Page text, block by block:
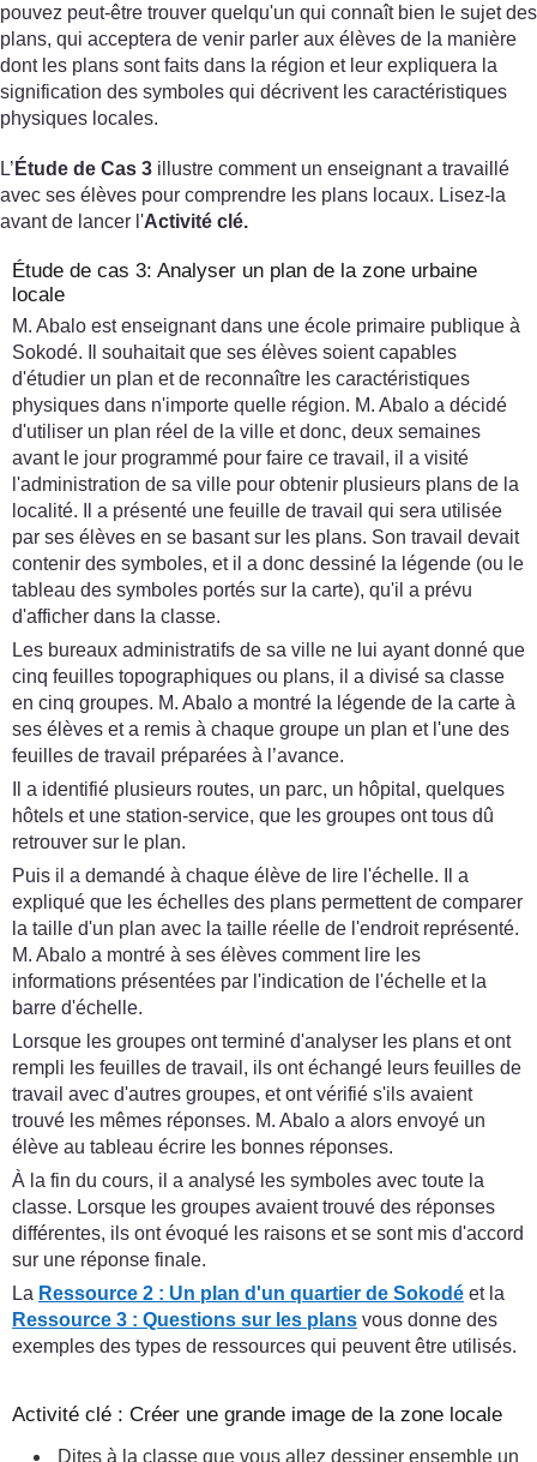
pouvez peut-être trouver quelqu'un qui connaît bien le sujet des
plans, qui acceptera de venir parler aux élèves de la manière
dont les plans sont faits dans la région et leur expliquera la
signification des symboles qui décrivent les caractéristiques
physiques locales.
L’ Étude de Cas 3 illustre comment un enseignant a travaillé
avec ses élèves pour comprendre les plans locaux. Lisez-la
avant de lancer l'Activité clé.
Étude de cas 3: Analyser un plan de la zone urbaine
locale
M. Abalo est enseignant dans une école primaire publique à
Sokodé. Il souhaitait que ses élèves soient capables
d'étudier un plan et de reconnaître les caractéristiques
physiques dans n'importe quelle région. M. Abalo a décidé
d'utiliser un plan réel de la ville et donc, deux semaines
avant le jour programmé pour faire ce travail, il a visité
l'administration de sa ville pour obtenir plusieurs plans de la
localité. Il a présenté une feuille de travail qui sera utilisée
par ses élèves en se basant sur les plans. Son travail devait
contenir des symboles, et il a donc dessiné la légende (ou le
tableau des symboles portés sur la carte), qu'il a prévu
d'afficher dans la classe.
Les bureaux administratifs de sa ville ne lui ayant donné que
cinq feuilles topographiques ou plans, il a divisé sa classe
en cinq groupes. M. Abalo a montré la légende de la carte à
ses élèves et a remis à chaque groupe un plan et l'une des
feuilles de travail préparées à l’avance.
Il a identifié plusieurs routes, un parc, un hôpital, quelques
hôtels et une station-service, que les groupes ont tous dû
retrouver sur le plan.
Puis il a demandé à chaque élève de lire l'échelle. Il a
expliqué que les échelles des plans permettent de comparer
la taille d'un plan avec la taille réelle de l'endroit représenté.
M. Abalo a montré à ses élèves comment lire les
informations présentées par l'indication de l'échelle et la
barre d'échelle.
Lorsque les groupes ont terminé d'analyser les plans et ont
rempli les feuilles de travail, ils ont échangé leurs feuilles de
travail avec d'autres groupes, et ont vérifié s'ils avaient
trouvé les mêmes réponses. M. Abalo a alors envoyé un
élève au tableau écrire les bonnes réponses.
À la fin du cours, il a analysé les symboles avec toute la
classe. Lorsque les groupes avaient trouvé des réponses
différentes, ils ont évoqué les raisons et se sont mis d'accord
sur une réponse finale.
La Ressource 2 : Un plan d'un quartier de Sokodé et la
Ressource 3 : Questions sur les plans vous donne des
exemples des types de ressources qui peuvent être utilisés.
Activité clé : Créer une grande image de la zone locale
Dites à la classe que vous allez dessiner ensemble un